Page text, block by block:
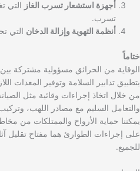
أجهزة استشعار تسرب الغاز التي
تسرب.
أنظمة التهوية وإزالة الدخان التي
ختاماً
الوقاية من الحرائق مسؤولية مشتركة بين
بتطبيق تدابير السلامة وتوفير المعدات
من خلال اتخاذ إجراءات وقائية مثل الصيانة
والتعامل السليم مع مصادر اللهب،
يمكننا حماية الأرواح والممتلكات من
على إجراءات الطوارئ هما مفتاح تقليل
للجميع.